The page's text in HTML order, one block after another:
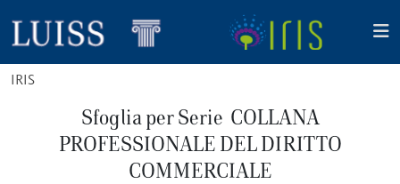
IRIS
Sfoglia per Serie COLLANA
PROFESSIONALE DEL DIRITTO
COMMERCIALE